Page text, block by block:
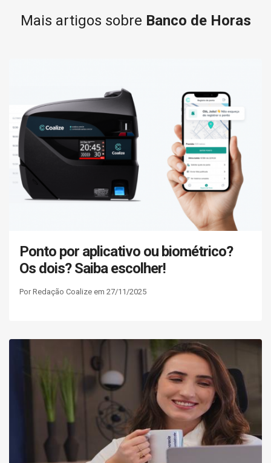
Mais artigos sobre Banco de Horas
Ponto por aplicativo ou biométrico?
Os dois? Saiba escolher!
Por Redação Coalize em 27/11/2025